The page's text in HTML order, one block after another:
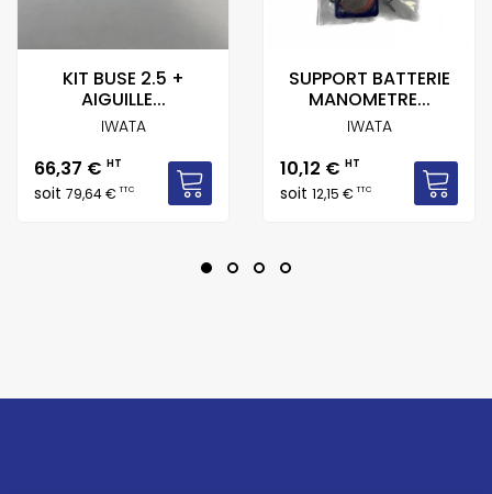
KIT BUSE 2.5 +
AIGUILLE...
IWATA
Prix
66,37 € HT
soit 79,64 €TTC
SUPPORT BATTERIE
MANOMETRE...
IWATA
Prix
10,12 € HT
soit 12,15 €TTC